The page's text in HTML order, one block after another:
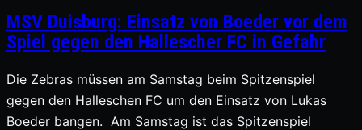
MSV Duisburg: Einsatz von Boeder vor dem
Spiel gegen den Hallescher FC in Gefahr
Die Zebras müssen am Samstag beim Spitzenspiel
gegen den Halleschen FC um den Einsatz von Lukas
Boeder bangen. Am Samstag ist das Spitzenspiel